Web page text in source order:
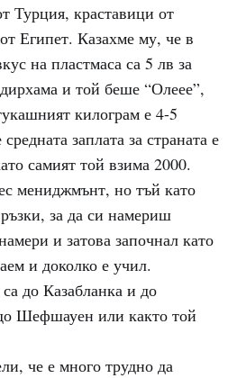
Турция, краставици от
Египет. Казахме му, че в
на пластмаса са 5 лв за
и той беше “Олеее”,
килограм е 4-5
заплата за страната е
самият той взима 2000.
мениджмънт, но тъй като
за да си намериш
и затова започнал като
и доколко е учил.
до Казабланка и до
Шефшауен или както той
че е много трудно да